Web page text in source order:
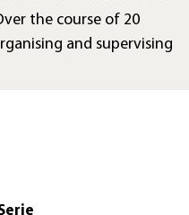
the course of 20
and supervising